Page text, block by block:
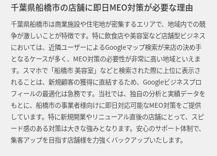
千葉県船橋市の店舗に即日MEO対策が必要な理由
千葉県船橋市は商業施設や住宅地が密集するエリアで、地域内での競
争が激しいことが特徴です。特に飲食店や美容室など店舗型ビジネス
においては、近隣ユーザーによるGoogleマップ検索が来店の決め手
となるケースが多く、MEO対策の必要性が非常に高い地域といえま
す。スマホで「船橋市 美容室」などと検索された際に上位に表示さ
れることは、新規顧客の獲得に直結するため、Googleビジネスプロ
フィールの最適化は急務です。当社では、独自の分析と実績データを
もとに、船橋市の事業者様向けに即日対応可能なMEO対策をご提供
しています。特に新規開業やリニューアル直後の店舗にとって、スピ
ード感のある対策は大きな強みとなります。安心のサポート体制で、
集客アップを目指す店舗様を力強くバックアップいたします。